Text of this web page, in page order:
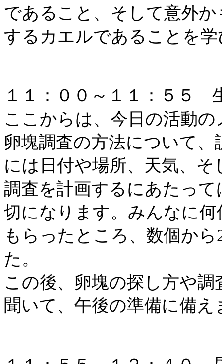
であること、そして意外
するカエルであることを
１１：００～１１：５５
ここからは、今日の活動
卵塊調査の方法について
には日付や場所、天気、
調査を計画するにあたっ
切になります。みんなに
もらったところ、数個か
た。
この後、卵塊の探し方や
聞いて、午後の準備に備え